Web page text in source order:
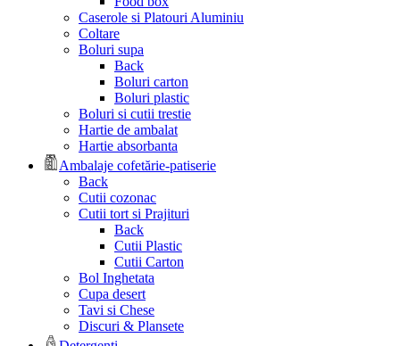
Caserole si Platouri Aluminiu
Coltare
Boluri supa
Back
Boluri carton
Boluri plastic
Boluri si cutii trestie
Hartie de ambalat
Hartie absorbanta
Ambalaje cofetărie-patiserie
Back
Cutii cozonac
Cutii tort si Prajituri
Back
Cutii Plastic
Cutii Carton
Bol Inghetata
Cupa desert
Tavi si Chese
Discuri & Plansete